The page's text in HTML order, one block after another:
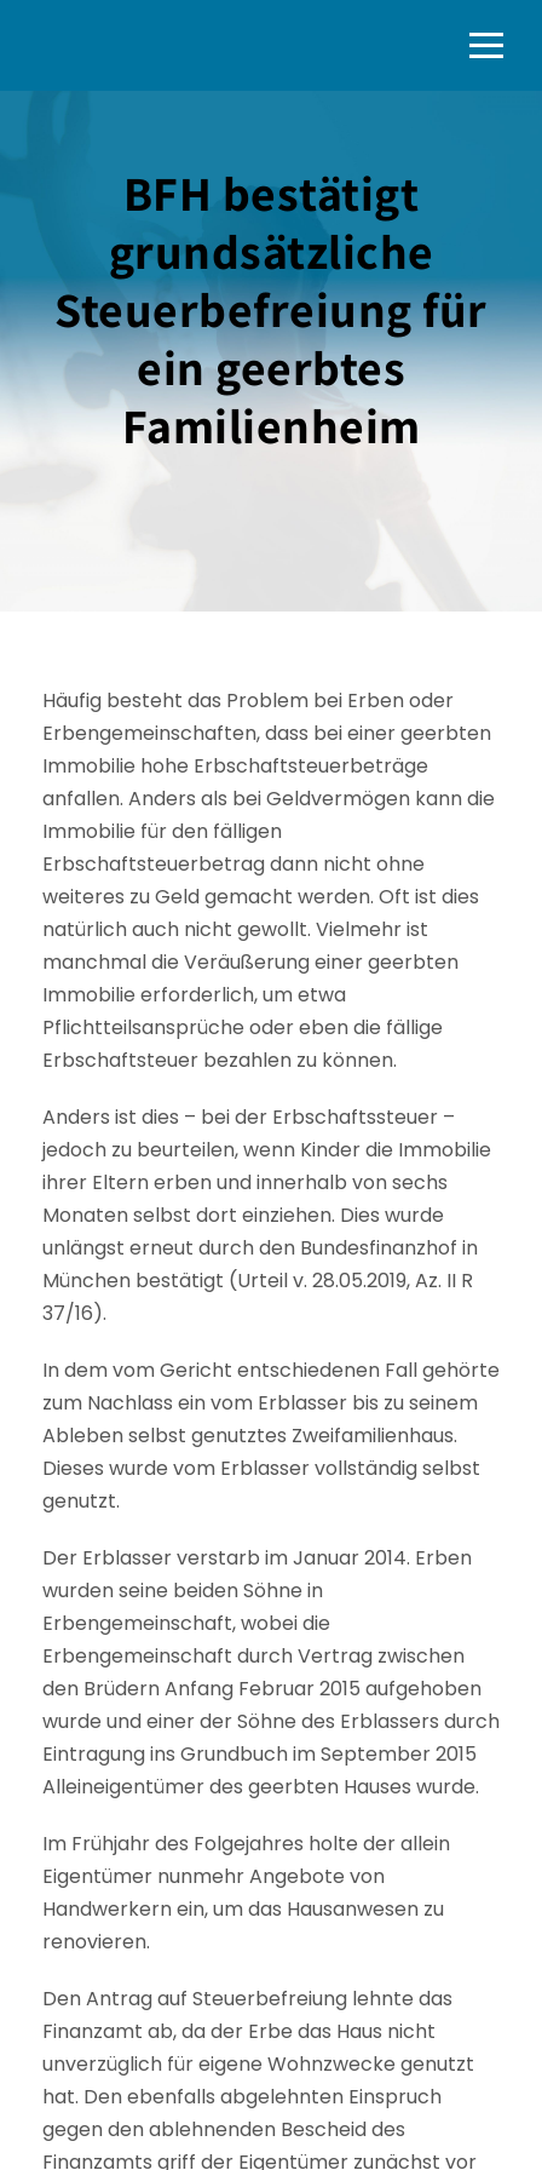
BFH bestätigt
grundsätzliche
Steuerbefreiung für
ein geerbtes
Familienheim
Häufig besteht das Problem bei Erben oder
Erbengemeinschaften, dass bei einer geerbten
Immobilie hohe Erbschaftsteuerbeträge
anfallen. Anders als bei Geldvermögen kann die
Immobilie für den fälligen
Erbschaftsteuerbetrag dann nicht ohne
weiteres zu Geld gemacht werden. Oft ist dies
natürlich auch nicht gewollt. Vielmehr ist
manchmal die Veräußerung einer geerbten
Immobilie erforderlich, um etwa
Pflichtteilsansprüche oder eben die fällige
Erbschaftsteuer bezahlen zu können.
Anders ist dies – bei der Erbschaftssteuer –
jedoch zu beurteilen, wenn Kinder die Immobilie
ihrer Eltern erben und innerhalb von sechs
Monaten selbst dort einziehen. Dies wurde
unlängst erneut durch den Bundesfinanzhof in
München bestätigt (Urteil v. 28.05.2019, Az. II R
37/16).
In dem vom Gericht entschiedenen Fall gehörte
zum Nachlass ein vom Erblasser bis zu seinem
Ableben selbst genutztes Zweifamilienhaus.
Dieses wurde vom Erblasser vollständig selbst
genutzt.
Der Erblasser verstarb im Januar 2014. Erben
wurden seine beiden Söhne in
Erbengemeinschaft, wobei die
Erbengemeinschaft durch Vertrag zwischen
den Brüdern Anfang Februar 2015 aufgehoben
wurde und einer der Söhne des Erblassers durch
Eintragung ins Grundbuch im September 2015
Alleineigentümer des geerbten Hauses wurde.
Im Frühjahr des Folgejahres holte der allein
Eigentümer nunmehr Angebote von
Handwerkern ein, um das Hausanwesen zu
renovieren.
Den Antrag auf Steuerbefreiung lehnte das
Finanzamt ab, da der Erbe das Haus nicht
unverzüglich für eigene Wohnzwecke genutzt
hat. Den ebenfalls abgelehnten Einspruch
gegen den ablehnenden Bescheid des
Finanzamts griff der Eigentümer zunächst vor